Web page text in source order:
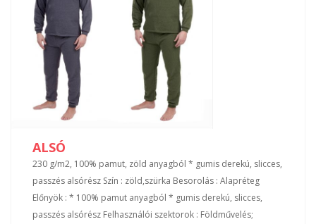
ALSÓ
230 g/m2, 100% pamut, zöld anyagból * gumis derekú, slicces,
passzés alsórész Szín : zöld,szürka Besorolás : Alapréteg
Előnyök : * 100% pamut anyagból * gumis derekú, slicces,
passzés alsórész Felhasználói szektorok : Földművelés;